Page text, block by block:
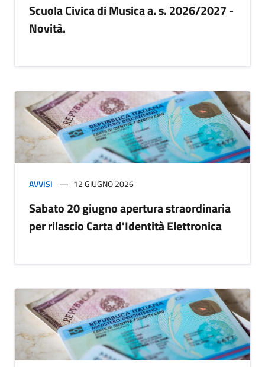
Scuola Civica di Musica a. s. 2026/2027 -
Novità.
AVVISI 12 GIUGNO 2026
Sabato 20 giugno apertura straordinaria
per rilascio Carta d'Identità Elettronica